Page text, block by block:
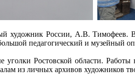
художник России, А.В. Тимофеев.
педагогический и музейный
Ростовской области.
из личных архивов художников